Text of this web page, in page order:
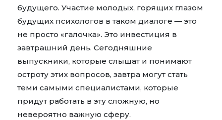
будущего. Участие молодых, горящих глазом
будущих психологов в таком диалоге — это
не просто «галочка». Это инвестиция в
завтрашний день. Сегодняшние
выпускники, которые слышат и понимают
остроту этих вопросов, завтра могут стать
теми самыми специалистами, которые
придут работать в эту сложную, но
невероятно важную сферу.